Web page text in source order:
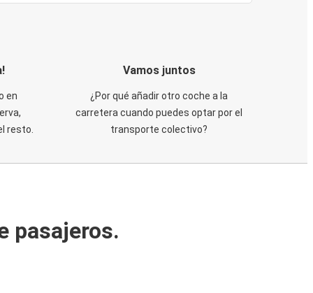
en
resto.
Vamos juntos
¿Por qué añadir otro coche a la
carretera cuando puedes optar por el
transporte colectivo?
pasajeros.